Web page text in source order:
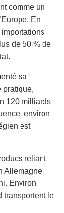
comme un
En
importations
de 50 % de
sa
pratique,
120 milliards
environ
est
reliant
Allemagne,
Environ
transportent le